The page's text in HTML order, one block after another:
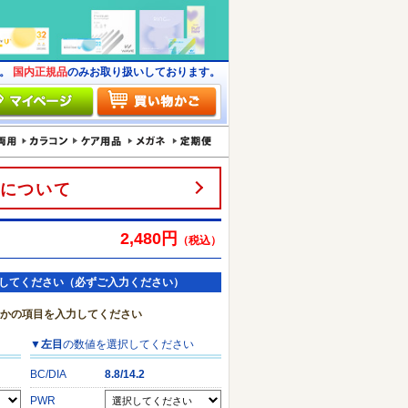
国内正規品のみお取り扱いしております。
ついて
2,480円 （税込）
ください（必ずご入力ください）
の項目を入力してください
▼左目の数値を選択してください
BC/DIA 8.8/14.2
PWR